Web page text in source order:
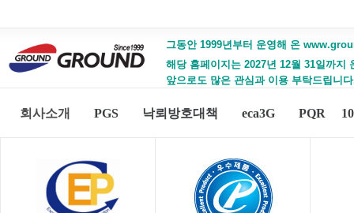
그동안 1999년부터 운영해 온
해당 홈페이지는 2027년 12월 31일까
앞으로도 많은 관심과 이용 부탁드립니
회사소개 PGS 낙뢰방호대책 eca3G PQR